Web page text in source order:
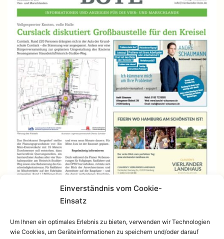
Einverständnis vom Cookie-
Einsatz
Um Ihnen ein optimales Erlebnis zu bieten, verwenden wir Technologien
wie Cookies, um Geräteinformationen zu speichern und/oder darauf